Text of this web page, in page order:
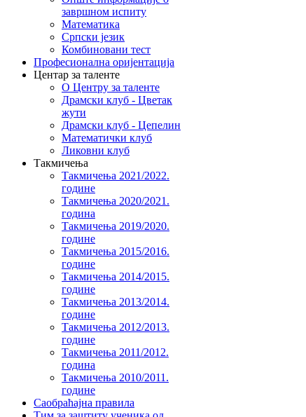
завршном испиту
Математика
Српски језик
Комбиновани тест
Професионална оријентација
Центар за таленте
О Центру за таленте
Драмски клуб - Цветак
жути
Драмски клуб - Цепелин
Математички клуб
Ликовни клуб
Такмичења
Такмичења 2021/2022.
године
Такмичења 2020/2021.
година
Такмичења 2019/2020.
године
Такмичења 2015/2016.
године
Такмичења 2014/2015.
године
Такмичења 2013/2014.
године
Такмичења 2012/2013.
године
Такмичења 2011/2012.
година
Такмичења 2010/2011.
године
Саобраћајна правила